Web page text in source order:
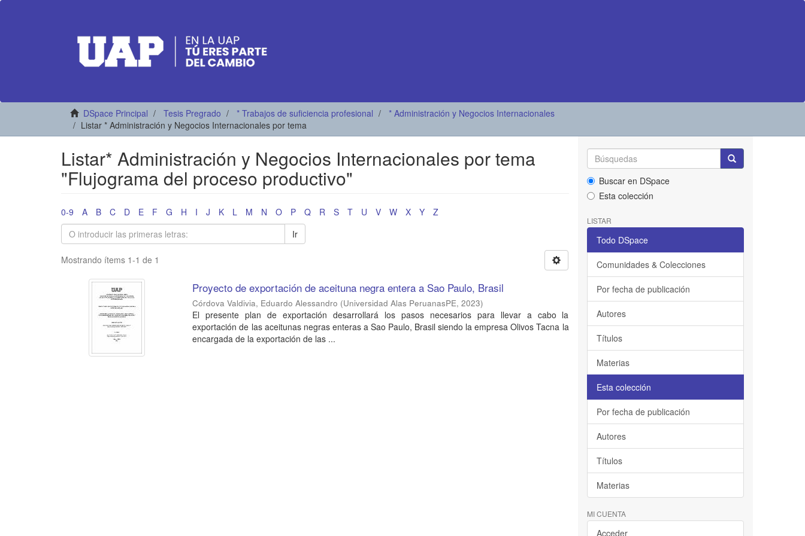
DSpace Principal Tesis Pregrado * Trabajos de suficiencia profesional
* Administración y Negocios Internacionales
Listar * Administración y Negocios Internacionales por tema
Listar* Administración y Negocios Internacionales por tema
"Flujograma del proceso productivo"
0-9 A B C D E F G H I J K L M N O P Q R S T U V W X Y
Z
Ir
Mostrando ítems 1-1 de 1
Proyecto de exportación de aceituna negra entera a Sao Paulo, Brasil
Córdova Valdivia, Eduardo Alessandro (Universidad Alas PeruanasPE,2023)
El presente plan de exportación desarrollará los pasos necesarios para llevar a cabo la
exportación de las aceitunas negras enteras a Sao Paulo, Brasil siendo la empresa Olivos Tacna la
encargada de la exportación de las ...
Buscar en DSpace
Esta colección
LISTAR
Todo DSpace
Comunidades & Colecciones
Por fecha de publicación
Autores
Títulos
Materias
Esta colección
Por fecha de publicación
Autores
Títulos
Materias
MI CUENTA
Acceder